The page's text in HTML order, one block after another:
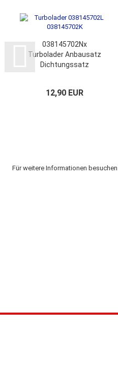
038145702Nx
Turbolader Anbausatz
Dichtungssatz
12,90 EUR
Für weitere Informationen